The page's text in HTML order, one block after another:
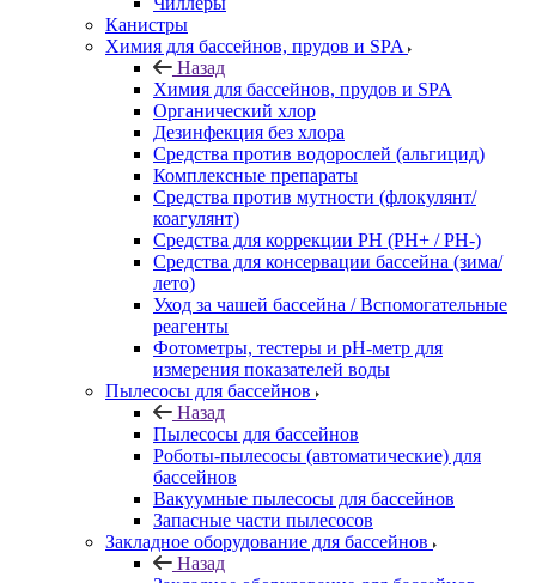
Канистры
Химия для бассейнов, прудов и SPA
Назад
Химия для бассейнов, прудов и SPA
Органический хлор
Дезинфекция без хлора
Средства против водорослей (альгицид)
Комплексные препараты
Средства против мутности (флокулянт/
коагулянт)
Средства для коррекции PH (PH+ / PH-)
Средства для консервации бассейна (зима/
лето)
Уход за чашей бассейна / Вспомогательные
реагенты
Фотометры, тестеры и рН-метр для
измерения показателей воды
Пылесосы для бассейнов
Назад
Пылесосы для бассейнов
Роботы-пылесосы (автоматические) для
бассейнов
Вакуумные пылесосы для бассейнов
Запасные части пылесосов
Закладное оборудование для бассейнов
Назад